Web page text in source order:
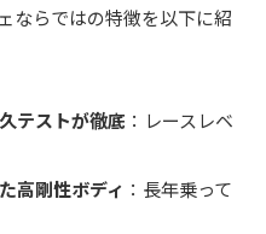
ならではの特徴を以下に紹
テストが徹底 ：レースレベ
高剛性ボディ ：長年乗って